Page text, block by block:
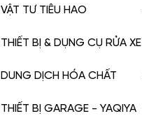
VẬT TƯ TIÊU HAO
THIẾT BỊ & DỤNG CỤ RỬA XE
DUNG DỊCH HÓA CHẤT
THIẾT BỊ GARAGE - YAQIYA